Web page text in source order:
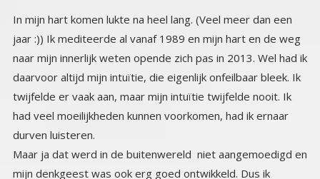
In mijn hart komen lukte na heel lang. (Veel meer dan een
jaar :)) Ik mediteerde al vanaf 1989 en mijn hart en de weg
naar mijn innerlijk weten opende zich pas in 2013. Wel had ik
daarvoor altijd mijn intuïtie, die eigenlijk onfeilbaar bleek. Ik
twijfelde er vaak aan, maar mijn intuïtie twijfelde nooit. Ik
had veel moeilijkheden kunnen voorkomen, had ik ernaar
durven luisteren.
Maar ja dat werd in de buitenwereld niet aangemoedigd en
mijn denkgeest was ook erg goed ontwikkeld. Dus ik
luisterde (te) vaak naar mijn zogenaamde ‘gezonde’
verstand. Niet de beste weg. Want bij de meesten en dus
ook bij mij werkte het gezond verstand puur vanuit het
mentale, dat is denken en vooral herinneren. De denkgeest
verwijlt meestal in de toekomst en het verleden, en wordt
niet gedreven door liefde, maar door angst. Er was ook
wel een onderbuikgevoel, maar dat is nog steeds niet
hetzelfde als je intuïtie. Intuïtie is weten vanuit je hart.
Misschien is niet iedereen het hiermee eens, maar dit is